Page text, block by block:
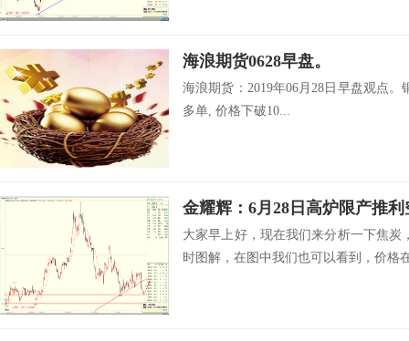
海浪期货0628早盘。
海浪期货：2019年06月28日早盘观点。
多单, 价格下破10...
金耀辉：6月28日高炉限产推
大家早上好，现在我们来分析一下焦炭
时图解，在图中我们也可以看到，价格